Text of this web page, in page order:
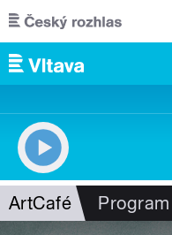
Přejít k hlavnímu obsahu
ArtCafé Program